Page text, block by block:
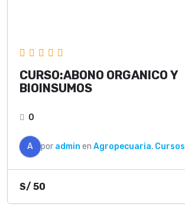
CURSO:ABONO ORGANICO Y
BIOINSUMOS
0
A por admin en Agropecuaria, Cursos
S/ 50